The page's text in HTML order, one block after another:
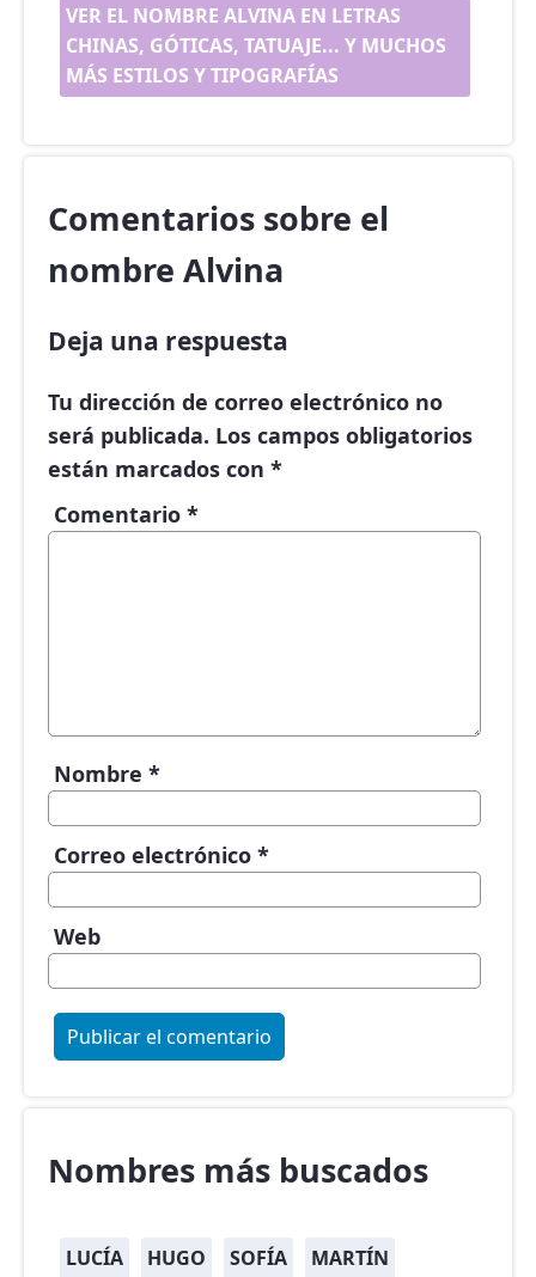
VER EL NOMBRE ALVINA EN LETRAS
CHINAS, GÓTICAS, TATUAJE... Y MUCHOS
MÁS ESTILOS Y TIPOGRAFÍAS
Comentarios sobre el
nombre Alvina
Deja una respuesta
Tu dirección de correo electrónico no
será publicada. Los campos obligatorios
están marcados con *
Comentario *
Nombre *
Correo electrónico *
Web
Nombres más buscados
LUCÍA HUGO SOFÍA MARTÍN